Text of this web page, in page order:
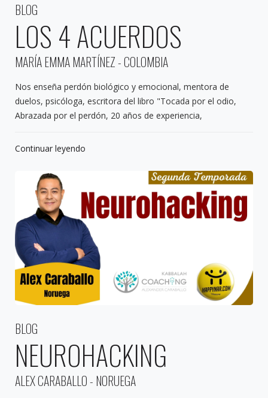
BLOG
LOS 4 ACUERDOS
MARÍA EMMA MARTÍNEZ - COLOMBIA
Nos enseña perdón biológico y emocional, mentora de
duelos, psicóloga, escritora del libro "Tocada por el odio,
Abrazada por el perdón, 20 años de experiencia,
Continuar leyendo
BLOG
NEUROHACKING
ALEX CARABALLO - NORUEGA